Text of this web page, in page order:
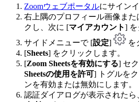
Zoomウェブポータルにサイン
右上隅のプロフィール画像ま
クし、次に [マイアカウント] を
サイドメニューで [設定]
を
[Sheets] をクリックします。
[Zoom Sheetsを有効にする] セ
Sheetsの使用を許可] トグルを
ンを有効または無効にします。
認証ダイアログが表示されたら